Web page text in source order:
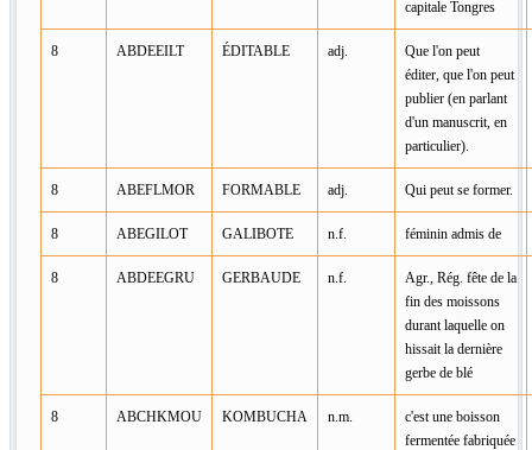
capitale Tongres
8 ABDEEILT ÉDITABLE adj.
Que l'on peut
éditer, que l'on peut
publier (en parlant
d'un manuscrit, en
particulier).
8 ABEFLMOR FORMABLE adj. Qui peut se former.
8 ABEGILOT GALIBOTE n.f. féminin admis de
8 ABDEEGRU GERBAUDE n.f.
Agr., Rég. fête de la
fin des moissons
durant laquelle on
hissait la dernière
gerbe de blé
8 ABCHKMOU KOMBUCHA n.m.
c'est une boisson
fermentée fabriquée